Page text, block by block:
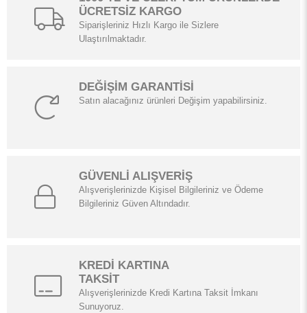
ÜCRETSİZ KARGO
Siparişleriniz Hızlı Kargo ile Sizlere
Ulaştırılmaktadır.
DEĞİŞİM GARANTİSİ
Satın alacağınız ürünleri Değişim yapabilirsiniz.
GÜVENLİ ALIŞVERİŞ
Alışverişlerinizde Kişisel Bilgileriniz ve Ödeme
Bilgileriniz Güven Altındadır.
KREDİ KARTINA
TAKSİT
Alışverişlerinizde Kredi Kartına Taksit İmkanı
Sunuyoruz.